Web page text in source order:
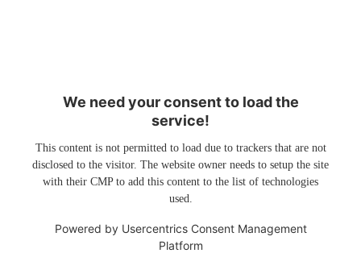
We need your consent to load the
service!
This content is not permitted to load due to trackers that are not
disclosed to the visitor. The website owner needs to setup the site
with their CMP to add this content to the list of technologies
used.
Powered by Usercentrics Consent Management
Platform